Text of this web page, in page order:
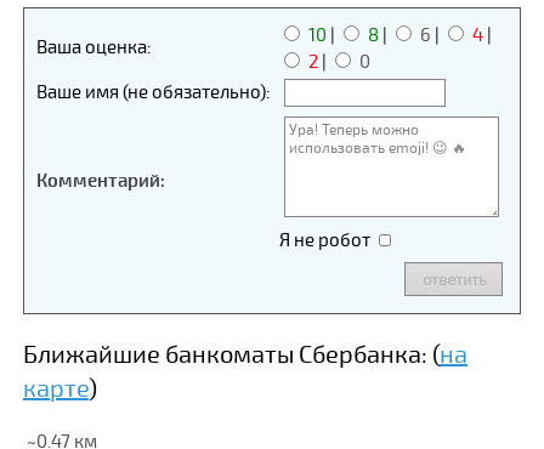
Ваша оценка:
10 | 8 | 6 | 4|
2|
0
Ваше имя (не обязательно):
Комментарий:
Я не робот
Ближайшие банкоматы Сбербанка: (на
карте)
~0.47 км